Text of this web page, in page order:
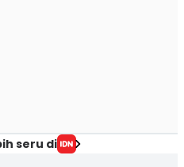
seru di